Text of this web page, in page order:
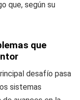
que, según su
que
desafío pasa
sistemas